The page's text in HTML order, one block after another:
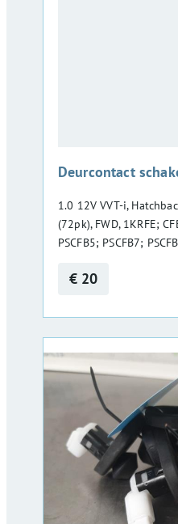
Deurcontact
1.0 12V VVT-i,
(72pk), FWD, 1KRFE;
PSCFB5; PSCFB7;
€ 20